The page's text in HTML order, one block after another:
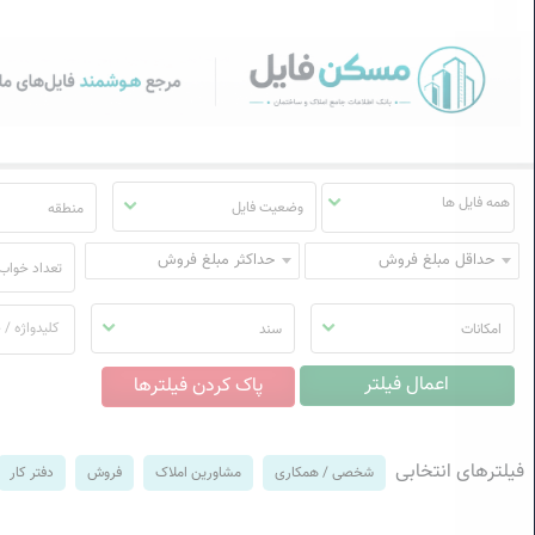
مسکن فایل | خرید، فروش،
منوی
مسکن
وضعیت فایل منطقه
حداقل مبلغ فروش حداکثر مبلغ فروش تعداد
امکانات سند
فیلترهای انتخابی شخصی / همکاری مشاورین املاک فروش دفتر کار